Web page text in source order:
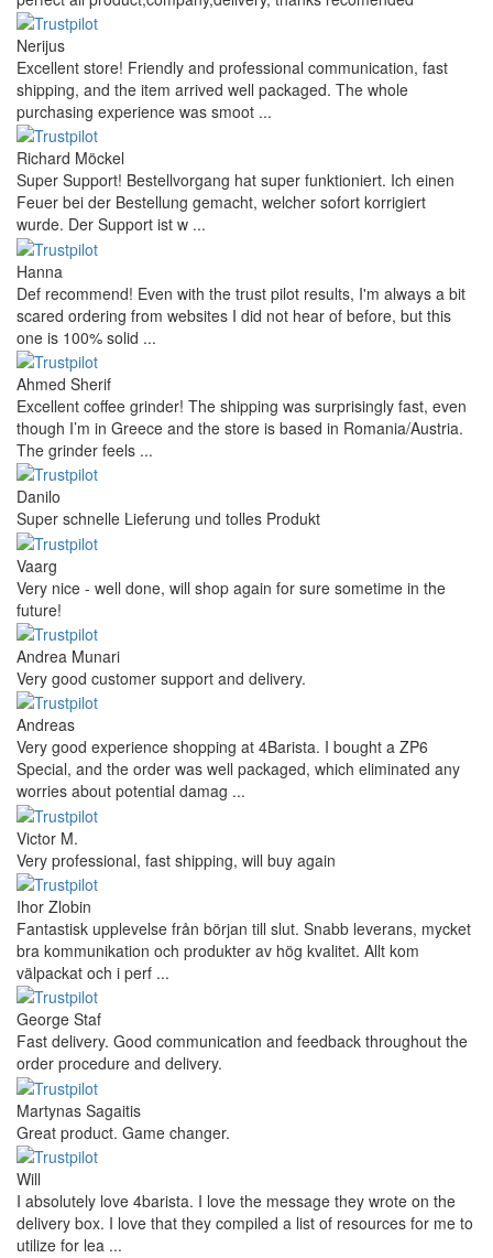
Nerijus
Excellent store! Friendly and professional communication, fast
shipping, and the item arrived well packaged. The whole
purchasing experience was smoot ...
Richard Möckel
Super Support! Bestellvorgang hat super funktioniert. Ich einen
Feuer bei der Bestellung gemacht, welcher sofort korrigiert
wurde. Der Support ist w ...
Hanna
Def recommend! Even with the trust pilot results, I'm always a bit
scared ordering from websites I did not hear of before, but this
one is 100% solid ...
Ahmed Sherif
Excellent coffee grinder! The shipping was surprisingly fast, even
though I’m in Greece and the store is based in Romania/Austria.
The grinder feels ...
Danilo
Super schnelle Lieferung und tolles Produkt
Vaarg
Very nice - well done, will shop again for sure sometime in the
future!
Andrea Munari
Very good customer support and delivery.
Andreas
Very good experience shopping at 4Barista. I bought a ZP6
Special, and the order was well packaged, which eliminated any
worries about potential damag ...
Victor M.
Very professional, fast shipping, will buy again
Ihor Zlobin
Fantastisk upplevelse från början till slut. Snabb leverans, mycket
bra kommunikation och produkter av hög kvalitet. Allt kom
välpackat och i perf ...
George Staf
Fast delivery. Good communication and feedback throughout the
order procedure and delivery.
Martynas Sagaitis
Great product. Game changer.
Will
I absolutely love 4barista. I love the message they wrote on the
delivery box. I love that they compiled a list of resources for me to
utilize for lea ...